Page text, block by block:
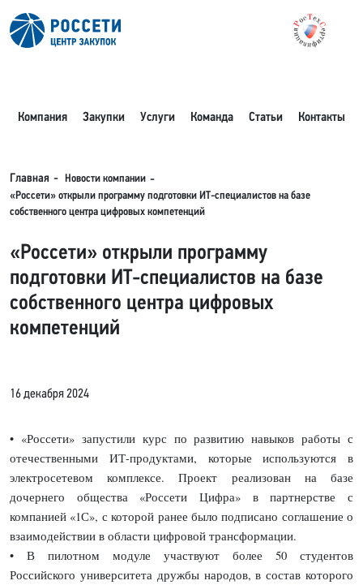
Компания Закупки Услуги Команда Статьи Контакты
Главная
Новости компании
«Россети» открыли программу подготовки ИТ-специалистов на базе
собственного центра цифровых компетенций
«Россети» открыли программу
подготовки ИТ-специалистов на базе
собственного центра цифровых
компетенций
16 декабря 2024
• «Россети» запустили курс по развитию навыков работы с
отечественными ИТ-продуктами, которые используются в
электросетевом комплексе. Проект реализован на базе
дочернего общества «Россети Цифра» в партнерстве с
компанией «1С», с которой ранее было подписано соглашение о
взаимодействии в области цифровой трансформации.
• В пилотном модуле участвуют более 50 студентов
Российского университета дружбы народов, в состав которого